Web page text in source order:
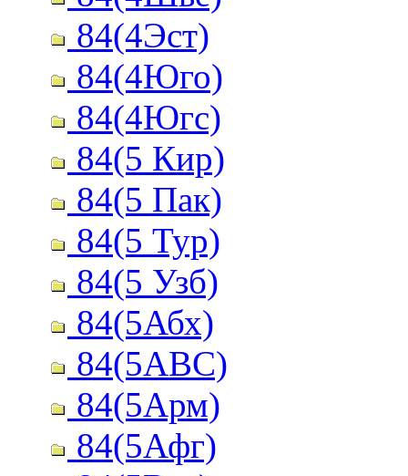
84(4Эст)
84(4Юго)
84(4Югс)
84(5 Кир)
84(5 Пак)
84(5 Тур)
84(5 Узб)
84(5Абх)
84(5АВС)
84(5Арм)
84(5Афг)